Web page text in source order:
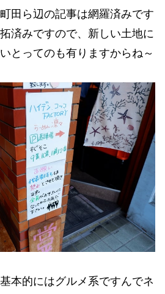
田ら辺の記事は網羅済みです
済みですので、新しい土地に
とってのも有りますからね～
本的にはグルメ系ですんでネ